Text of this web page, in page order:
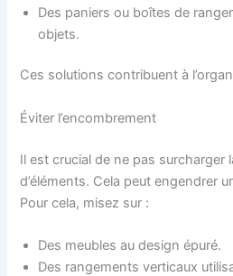
Des paniers ou boîtes de
objets.
Ces solutions contribuent à
Éviter l’encombrement
Il est crucial de ne pas surcharger
d’éléments. Cela peut engendrer
Pour cela, misez sur :
Des meubles au design épuré.
Des rangements verticaux